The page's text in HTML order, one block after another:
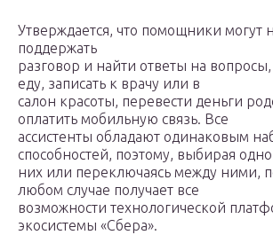
Утверждается, что помощники могут
поддержать
разговор и найти ответы на вопросы,
еду, записать к врачу или в
салон красоты, перевести деньги
оплатить мобильную связь. Все
ассистенты обладают одинаковым
способностей, поэтому, выбирая
них или переключаясь между ними,
любом случае получает все
возможности технологической
экосистемы «Сбера».